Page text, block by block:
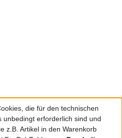
die für den technischen
unbedingt erforderlich sind und
z.B. Artikel in den Warenkorb